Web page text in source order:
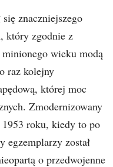
znaczniejszego
który zgodnie z
wieku modą
raz kolejny
której moc
Zmodernizowany
roku, kiedy to po
egzemplarzy został
o przedwojenne